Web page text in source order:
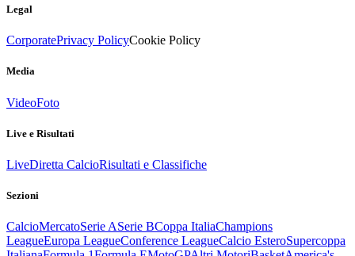
Legal
CorporatePrivacy PolicyCookie Policy
Media
VideoFoto
Live e Risultati
LiveDiretta CalcioRisultati e Classifiche
Sezioni
CalcioMercatoSerie ASerie BCoppa ItaliaChampions
LeagueEuropa LeagueConference LeagueCalcio EsteroSupercoppa